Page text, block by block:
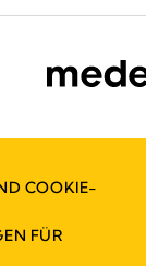
COOKIE-
FÜR